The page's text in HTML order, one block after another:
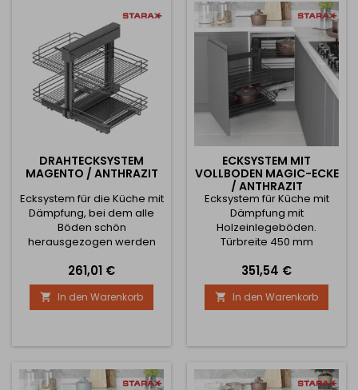
der Körbe ist: bei 800 mm -
710 mm bei 900 mm -...
ist 20 kg Der Durchmesser
der Körbe ist: bei 800 mm -
710 mm bei 900 mm -...
DRAHTECKSYSTEM
MAGENTO / ANTHRAZIT
Ecksystem für die Küche mit
Dämpfung, bei dem alle
Böden schön
herausgezogen werden
Preis
261,01 €
 In den Warenkorb
ECKSYSTEM MIT
VOLLBODEN MAGIC-ECKE
/ ANTHRAZIT
Ecksystem für Küche mit
Dämpfung mit
Holzeinlegeböden.
Türbreite 450 mm
Preis
351,54 €
 In den Warenkorb